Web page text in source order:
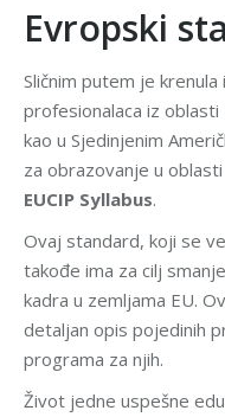
Evropski
Sličnim putem je
profesionalaca iz
kao u Sjedinjenim
za obrazovanje u
EUCIP Syllabus.
Ovaj standard, koji se
takođe ima za cilj
kadra u zemljama EU.
detaljan opis pojedinih
programa za njih.
Život jedne uspešne